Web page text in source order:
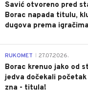
Savić otvoreno pred
Borac napada titulu,
dugova prema
RUKOMET 27.07.2026.
Borac krenuo jako od
jedva dočekali
zna - titula!